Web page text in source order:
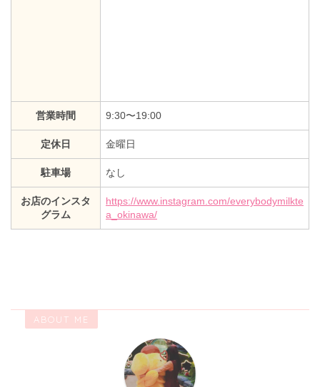
営業時間 9:30〜19:00
定休日 金曜日
駐車場 なし
お店のインスタ
グラム
https://www.instagram.com/everybodymilkte
a_okinawa/
ABOUT ME